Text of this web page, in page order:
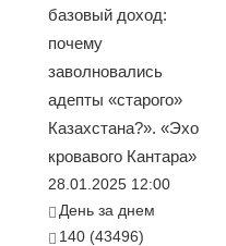
базовый доход:
почему
заволновались
адепты «старого»
Казахстана?». «Эхо
кровавого Кантара»
28.01.2025 12:00
День за днем
140 (43496)